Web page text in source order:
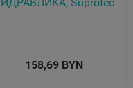
158,69 BYN